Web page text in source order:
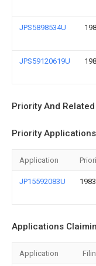
JPS5898534U
JPS59120619U
Priority And
Priority
Application
JP15592083U
Applications
Application